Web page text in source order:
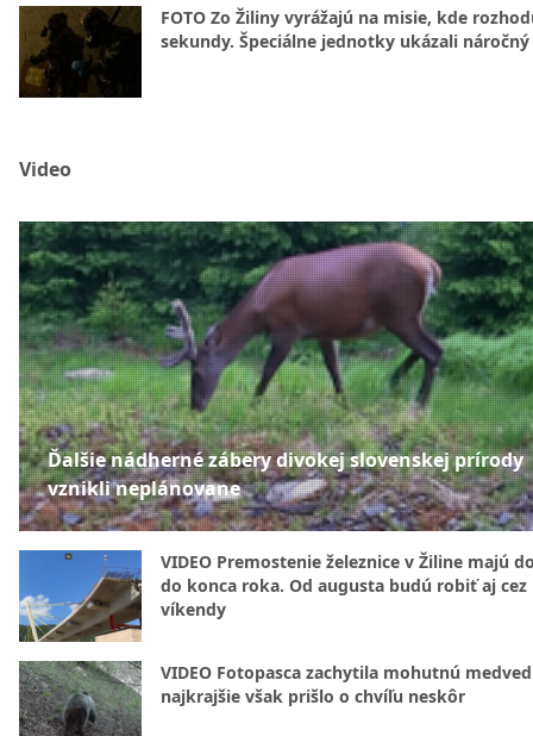
FOTO Zo Žiliny vyrážajú na misie, kde
sekundy. Špeciálne jednotky ukázali
Video
Ďalšie nádherné zábery divokej slovenskej prírody
vznikli neplánovane
VIDEO Premostenie železnice v Žiline majú
do konca roka. Od augusta budú robiť aj cez
víkendy
VIDEO Fotopasca zachytila mohutnú
najkrajšie však prišlo o chvíľu neskôr